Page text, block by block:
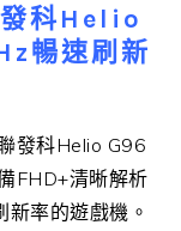
科Helio
暢速刷新
發科Helio G96
FHD+清晰解析
新率的遊戲機。